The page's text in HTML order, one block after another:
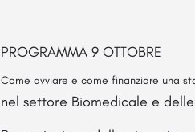
PROGRAMMA 9 OTTOBRE
Come avviare e come finanziare una
nel settore Biomedicale e